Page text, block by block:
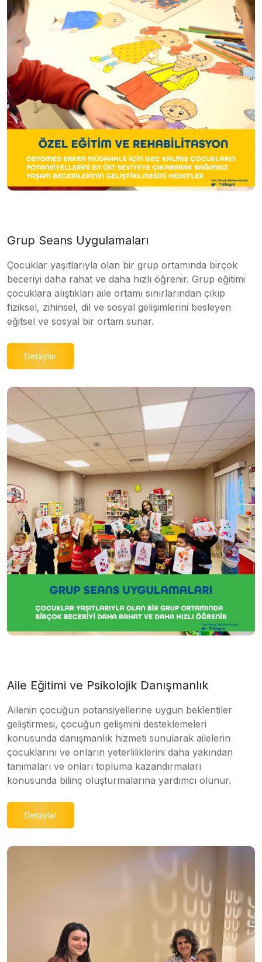
Grup Seans Uygulamaları
Çocuklar yaşıtlarıyla olan bir grup ortamında birçok
beceriyi daha rahat ve daha hızlı öğrenir. Grup eğitimi
çocuklara alıştıkları aile ortamı sınırlarından çıkıp
fiziksel, zihinsel, dil ve sosyal gelişimlerini besleyen
eğitsel ve sosyal bir ortam sunar.
Detaylar
Aile Eğitimi ve Psikolojik Danışmanlık
Ailenin çocuğun potansiyellerine uygun beklentiler
geliştirmesi, çocuğun gelişmini desteklemeleri
konusunda danışmanlık hizmeti sunularak ailelerin
çocuklarını ve onların yeterliliklerini daha yakından
tanımaları ve onları topluma kazandırmaları
konusunda bilinç oluşturmalarına yardımcı olunur.
Detaylar